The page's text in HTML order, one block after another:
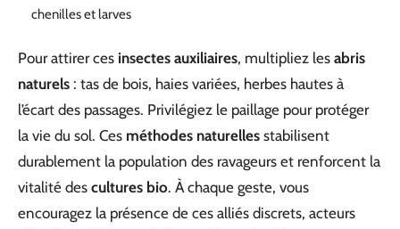
chenilles et larves
Pour attirer ces insectes auxiliaires, multipliez les abris
naturels : tas de bois, haies variées, herbes hautes à
l’écart des passages. Privilégiez le paillage pour protéger
la vie du sol. Ces méthodes naturelles stabilisent
durablement la population des ravageurs et renforcent la
vitalité des cultures bio. À chaque geste, vous
encouragez la présence de ces alliés discrets, acteurs